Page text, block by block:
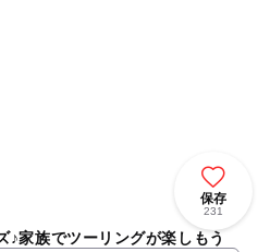
保存
231
♪家族でツーリングが楽しもう